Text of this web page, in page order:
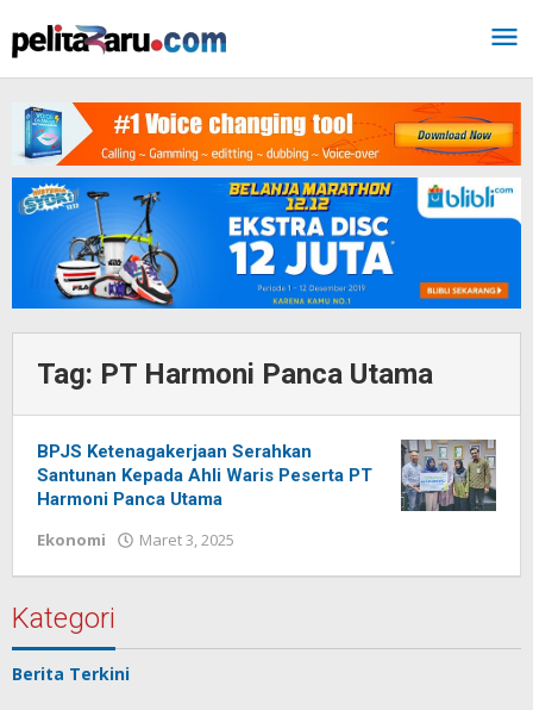
ke
konten
Tag: PT Harmoni Panca Utama
BPJS Ketenagakerjaan Serahkan
Santunan Kepada Ahli Waris Peserta PT
Harmoni Panca Utama
Ekonomi
Maret 3, 2025
Kategori
Berita Terkini